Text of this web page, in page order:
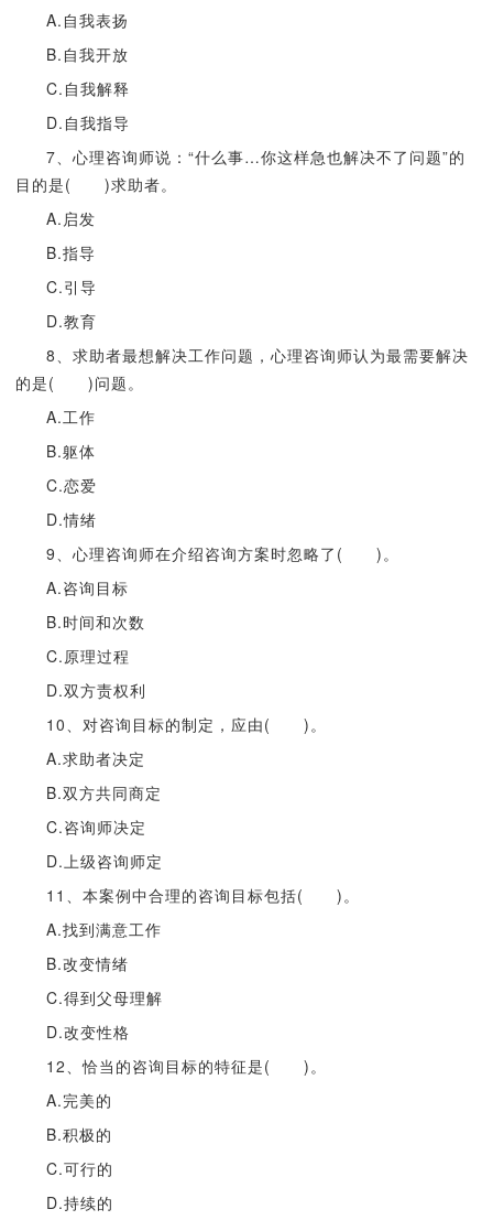
A.自我表扬
B.自我开放
C.自我解释
D.自我指导
7、心理咨询师说：“什么事…你这样急也解决不了问题”的
目的是( )求助者。
A.启发
B.指导
C.引导
D.教育
8、求助者最想解决工作问题，心理咨询师认为最需要解决
的是( )问题。
A.工作
B.躯体
C.恋爱
D.情绪
9、心理咨询师在介绍咨询方案时忽略了( )。
A.咨询目标
B.时间和次数
C.原理过程
D.双方责权利
10、对咨询目标的制定，应由( )。
A.求助者决定
B.双方共同商定
C.咨询师决定
D.上级咨询师定
11、本案例中合理的咨询目标包括( )。
A.找到满意工作
B.改变情绪
C.得到父母理解
D.改变性格
12、恰当的咨询目标的特征是( )。
A.完美的
B.积极的
C.可行的
D.持续的